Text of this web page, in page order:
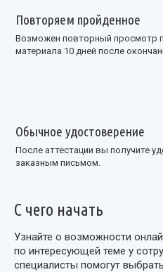
Повторяем пройденное
Возможен повторный просмотр
материала 10 дней после
Обычное удостоверение
После аттестации вы получите
заказным письмом.
С чего начать
Узнайте о возможности
по интересующей теме у
специалисты помогут